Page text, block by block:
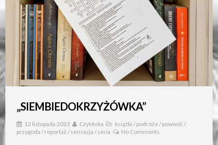
„SIEMBIEDOKRZYŻÓWKA”
12 listopada 2023 CzytAska książki /podróże/powieść /
przygoda /reportaż /sensacja /seria No Comments